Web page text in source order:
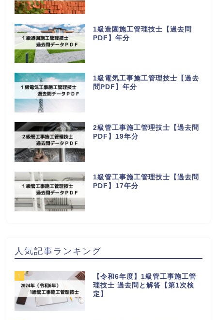
1級造園施工管理技士【過去問
PDF】年分
1級電気工事施工管理技士【過去
問PDF】年分
2級管工事施工管理技士【過去問
PDF】19年分
1級管工事施工管理技士【過去問
PDF】17年分
人気記事ランキング
1
【令和6年度】1級管工事施工管
理技士 過去問と解答【第1次検
定】